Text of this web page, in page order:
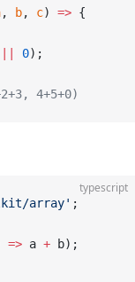
, b, c) => {
0);
4+5+0)
typescript
array' ;
=> a + b);